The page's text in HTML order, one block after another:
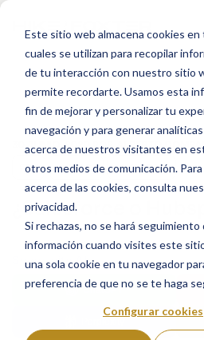
Este sitio web almacena cookies en
cuales se utilizan para recopilar
de tu interacción con nuestro sitio
permite recordarte. Usamos esta
fin de mejorar y personalizar tu
navegación y para generar
acerca de nuestros visitantes en
otros medios de comunicación.
acerca de las cookies, consulta
privacidad.
Si rechazas, no se hará seguimiento
información cuando visites este
una sola cookie en tu navegador
preferencia de que no se te haga
Configurar cookies
30 JUNIO, 2020PORALBERTO
CRM HUBSPOT SALESFORCE
¿Salesforce o
Share with AI:
ChatGPT